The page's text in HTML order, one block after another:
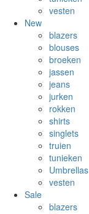
vesten
New
blazers
blouses
broeken
jassen
jeans
jurken
rokken
shirts
singlets
truien
tunieken
Umbrellas
vesten
Sale
blazers